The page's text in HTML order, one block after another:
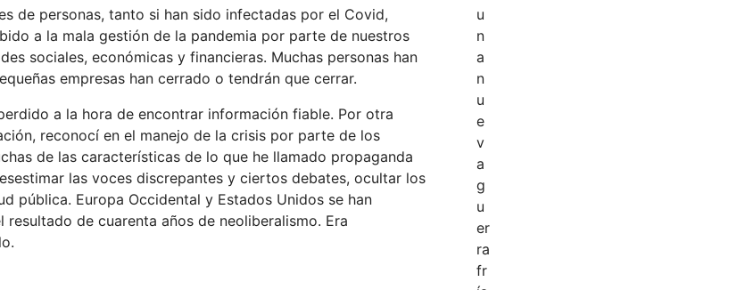
de personas, tanto si han sido infectadas por el Covid,
a la mala gestión de la pandemia por parte de nuestros
sociales, económicas y financieras. Muchas personas han
empresas han cerrado o tendrán que cerrar.
a la hora de encontrar información fiable. Por otra
reconocí en el manejo de la crisis por parte de los
de las características de lo que he llamado propaganda
las voces discrepantes y ciertos debates, ocultar los
pública. Europa Occidental y Estados Unidos se han
de cuarenta años de neoliberalismo. Era